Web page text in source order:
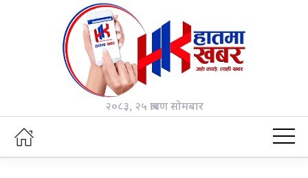
२०८३, २५ श्रावण सोमबार